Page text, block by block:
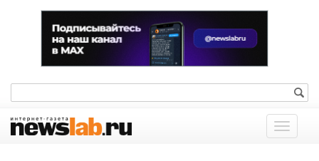
Показать
меню